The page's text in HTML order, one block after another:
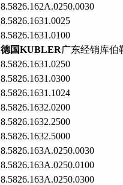
8.5826.162A.0250.0030
8.5826.1631.0025
8.5826.1631.0100
德国KUBLER广东经销库伯
8.5826.1631.0250
8.5826.1631.0300
8.5826.1631.1024
8.5826.1632.0200
8.5826.1632.2500
8.5826.1632.5000
8.5826.163A.0250.0030
8.5826.163A.0250.0100
8.5826.163A.0250.0300